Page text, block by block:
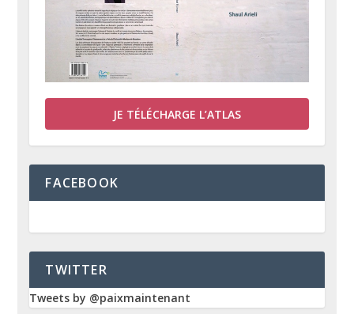
JE TÉLÉCHARGE L’ATLAS
FACEBOOK
TWITTER
Tweets by @paixmaintenant